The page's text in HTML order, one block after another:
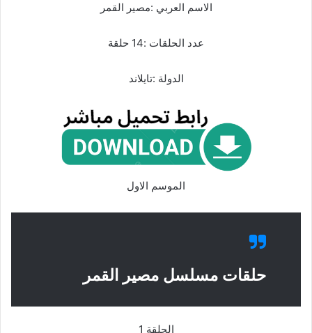
الاسم العربي :مصير القمر
عدد الحلقات :14 حلقة
الدولة :تايلاند
الموسم الاول
حلقات مسلسل مصير القمر
الحلقة 1